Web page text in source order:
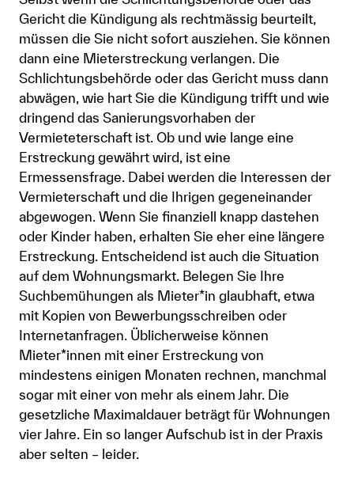
Gericht die Kündigung als rechtmässig beurteilt,
müssen die Sie nicht sofort ausziehen. Sie können
dann eine Mieterstreckung verlangen. Die
Schlichtungsbehörde oder das Gericht muss dann
abwägen, wie hart Sie die Kündigung trifft und wie
dringend das Sanierungsvorhaben der
Vermieteterschaft ist. Ob und wie lange eine
Erstreckung gewährt wird, ist eine
Ermessensfrage. Dabei werden die Interessen der
Vermieterschaft und die Ihrigen gegeneinander
abgewogen. Wenn Sie finanziell knapp dastehen
oder Kinder haben, erhalten Sie eher eine längere
Erstreckung. Entscheidend ist auch die Situation
auf dem Wohnungsmarkt. Belegen Sie Ihre
Suchbemühungen als Mieter*in glaubhaft, etwa
mit Kopien von Bewerbungsschreiben oder
Internetanfragen. Üblicherweise können
Mieter*innen mit einer Erstreckung von
mindestens einigen Monaten rechnen, manchmal
sogar mit einer von mehr als einem Jahr. Die
gesetzliche Maximaldauer beträgt für Wohnungen
vier Jahre. Ein so langer Aufschub ist in der Praxis
aber selten – leider.